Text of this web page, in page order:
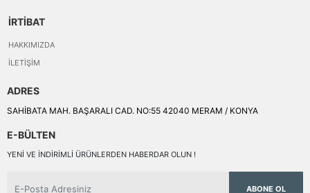
İRTİBAT
HAKKIMIZDA
İLETIŞIM
ADRES
SAHİBATA MAH. BAŞARALI CAD. NO:55 42040 MERAM / KONYA
E-BÜLTEN
YENI VE INDIRIMLI ÜRÜNLERDEN HABERDAR OLUN !
ABONE OL